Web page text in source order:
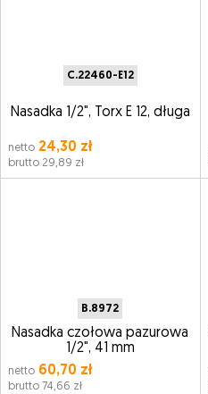
C.22460-E12
Nasadka 1/2", Torx E 12, długa
netto 24,30 zł
brutto 29,89 zł
B.8972
Nasadka czołowa pazurowa
1/2", 41 mm
netto 60,70 zł
brutto 74,66 zł